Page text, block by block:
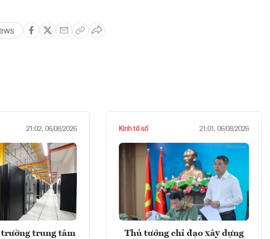
21:02, 06/08/2026
trung tâm
Kinh tế số 21:01, 06/08/2026
Thủ tướng chỉ đạo xây dựng